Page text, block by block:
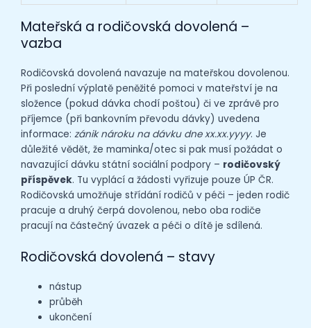
Mateřská a rodičovská dovolená –
vazba
Rodičovská dovolená navazuje na mateřskou dovolenou.
Při poslední výplatě peněžité pomoci v mateřství je na
složence (pokud dávka chodí poštou) či ve zprávě pro
příjemce (při bankovním převodu dávky) uvedena
informace: zánik nároku na dávku dne xx.xx.yyyy. Je
důležité vědět, že maminka/otec si pak musí požádat o
navazující dávku státní sociální podpory – rodičovský
příspěvek. Tu vyplácí a žádosti vyřizuje pouze ÚP ČR.
Rodičovská umožňuje střídání rodičů v péči – jeden rodič
pracuje a druhý čerpá dovolenou, nebo oba rodiče
pracují na částečný úvazek a péči o dítě je sdílená.
Rodičovská dovolená – stavy
nástup
průběh
ukončení